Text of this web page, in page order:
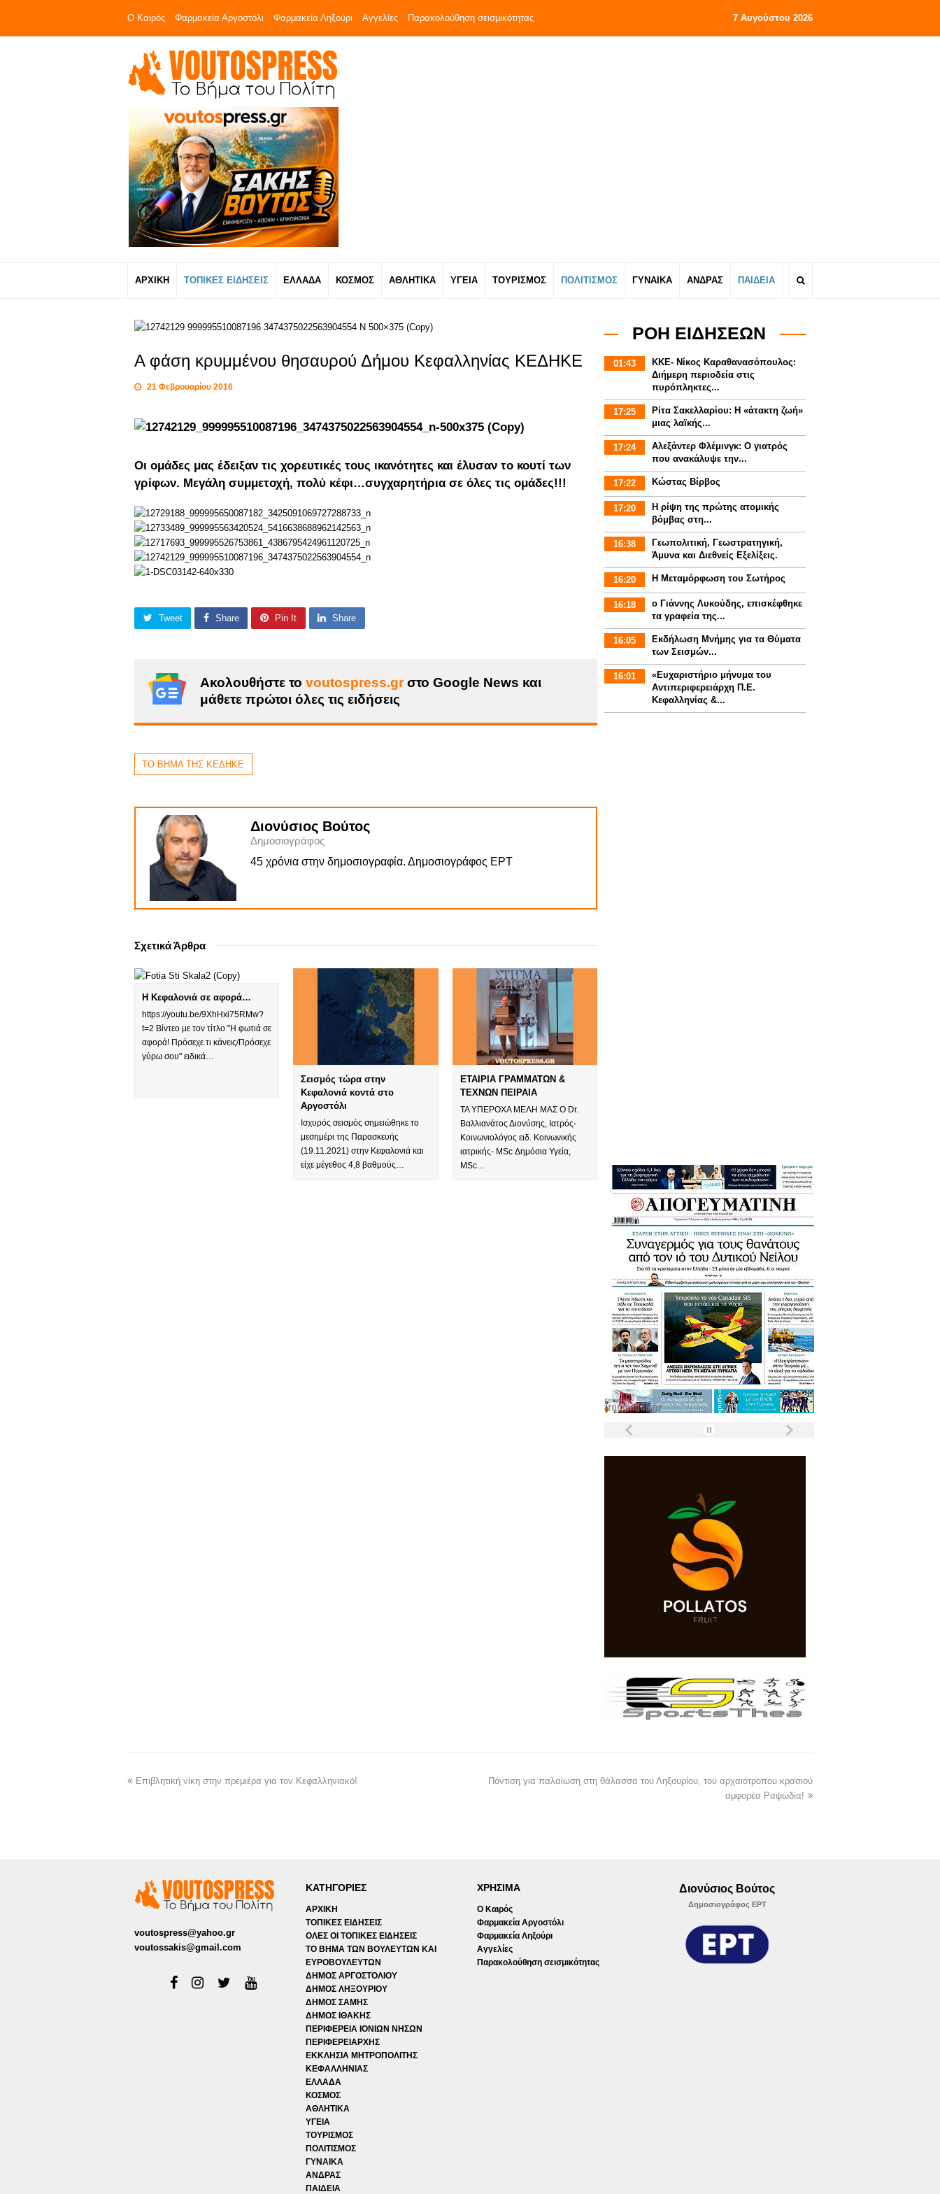
Ο Καιρός Φαρμακεία Αργοστόλι Φαρμακεία Ληξούρι Αγγελίες Παρακολούθηση σεισμικότητας 7 Αυγούστου 2026
ΑΡΧΙΚΗ ΤΟΠΙΚΕΣ ΕΙΔΗΣΕΙΣ ΕΛΛΑΔΑ ΚΟΣΜΟΣ ΑΘΛΗΤΙΚΑ ΥΓΕΙΑ ΤΟΥΡΙΣΜΟΣ ΠΟΛΙΤΙΣΜΟΣ ΓΥΝΑΙΚΑ ΑΝΔΡΑΣ ΠΑΙΔΕΙΑ
Α φάση κρυμμένου θησαυρού Δήμου Κεφαλληνίας ΚΕΔΗΚΕ
21 Φεβρουαρίου 2016
Οι ομάδες μας έδειξαν τις χορευτικές τους ικανότητες και έλυσαν το κουτί των
γρίφων. Μεγάλη συμμετοχή, πολύ κέφι…συγχαρητήρια σε όλες τις ομάδες!!!
Tweet Share Pin It Share
Ακολουθήστε τοvoutospress.grστο Google News και
μάθετε πρώτοι όλες τις ειδήσεις
ΤΟ ΒΗΜΑ ΤΗΣ ΚΕΔΗΚΕ
Διονύσιος Βούτος
Δημοσιογράφος
45 χρόνια στην δημοσιογραφία. Δημοσιογράφος ΕΡΤ
Σχετικά Άρθρα
Η Κεφαλονιά σε αφορά…
https://youtu.be/9XhHxi75RMw?
t=2 Βίντεο με τον τίτλο "Η φωτιά σε
αφορά! Πρόσεχε τι κάνεις/Πρόσεχε
γύρω σου" ειδικά…
Σεισμός τώρα στην
Κεφαλονιά κοντά στο
Αργοστόλι
Ισχυρός σεισμός σημειώθηκε το
μεσημέρι της Παρασκευής
(19.11.2021) στην Κεφαλονιά και
είχε μέγεθος 4,8 βαθμούς…
ΕΤΑΙΡΙΑ ΓΡΑΜΜΑΤΩΝ &
ΤΕΧΝΩΝ ΠΕΙΡΑΙΑ
ΤΑ ΥΠΕΡΟΧΑ ΜΕΛΗ ΜΑΣ Ο Dr.
Βαλλιανάτος Διονύσης, Ιατρός-
Κοινωνιολόγος ειδ. Κοινωνικής
ιατρικής- MSc Δημόσια Υγεία,
MSc…
ΡΟΗ ΕΙΔΗΣΕΩΝ
01:43
ΚΚΕ- Νίκος Καραθανασόπουλος:
Διήμερη περιοδεία στις
πυρόπληκτες...
17:25
Ρίτα Σακελλαρίου: Η «άτακτη ζωή»
μιας λαϊκής...
17:24
Αλεξάντερ Φλέμινγκ: Ο γιατρός
που ανακάλυψε την...
17:22 Κώστας Βίρβος
17:20
Η ρίψη της πρώτης ατομικής
βόμβας στη...
16:38
Γεωπολιτική, Γεωστρατηγική,
Άμυνα και Διεθνείς Εξελίξεις.
16:20 Η Μεταμόρφωση του Σωτήρος
16:18
ο Γιάννης Λυκούδης, επισκέφθηκε
τα γραφεία της...
16:05
Εκδήλωση Μνήμης για τα Θύματα
των Σεισμών...
16:01
«Ευχαριστήριο μήνυμα του
Αντιπεριφερειάρχη Π.Ε.
Κεφαλληνίας &...
Επιβλητική νίκη στην πρεμιέρα για τον Κεφαλληνιακό!
Πόντιση για παλαίωση στη θάλασσα του Ληξουρίου, του αρχαιότροπου κρασιού
αμφορέα Ραψωδία!
voutospress@yahoo.gr
voutossakis@gmail.com
ΚΑΤΗΓΟΡΙΕΣ
ΑΡΧΙΚΗ
ΤΟΠΙΚΕΣ ΕΙΔΗΣΕΙΣ
ΟΛΕΣ ΟΙ ΤΟΠΙΚΕΣ ΕΙΔΗΣΕΙΣ
ΤΟ ΒΗΜΑ ΤΩΝ ΒΟΥΛΕΥΤΩΝ ΚΑΙ
ΕΥΡΟΒΟΥΛΕΥΤΩΝ
ΔΗΜΟΣ ΑΡΓΟΣΤΟΛΙΟΥ
ΔΗΜΟΣ ΛΗΞΟΥΡΙΟΥ
ΔΗΜΟΣ ΣΑΜΗΣ
ΔΗΜΟΣ ΙΘΑΚΗΣ
ΠΕΡΙΦΕΡΕΙΑ ΙΟΝΙΩΝ ΝΗΣΩΝ
ΠΕΡΙΦΕΡΕΙΑΡΧΗΣ
ΕΚΚΛΗΣΙΑ ΜΗΤΡΟΠΟΛΙΤΗΣ
ΚΕΦΑΛΛΗΝΙΑΣ
ΕΛΛΑΔΑ
ΚΟΣΜΟΣ
ΑΘΛΗΤΙΚΑ
ΥΓΕΙΑ
ΤΟΥΡΙΣΜΟΣ
ΠΟΛΙΤΙΣΜΟΣ
ΓΥΝΑΙΚΑ
ΑΝΔΡΑΣ
ΠΑΙΔΕΙΑ
ΧΡΗΣΙΜΑ
Ο Καιρός
Φαρμακεία Αργοστόλι
Φαρμακεία Ληξούρι
Αγγελίες
Παρακολούθηση σεισμικότητας
Διονύσιος Βούτος
Δημοσιογράφος ΕΡΤ